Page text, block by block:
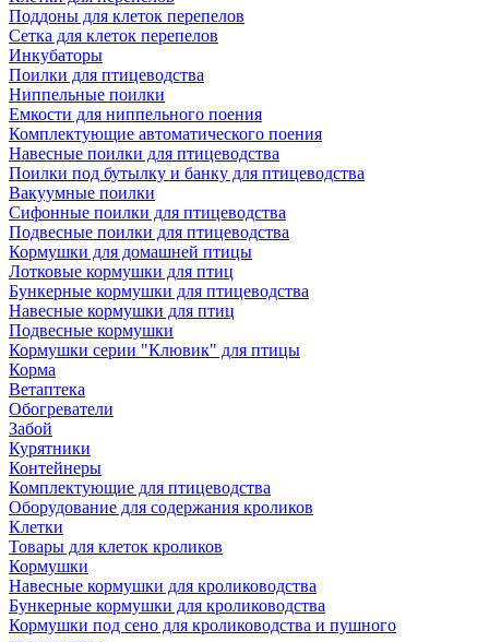
Поддоны для клеток перепелов
Сетка для клеток перепелов
Инкубаторы
Поилки для птицеводства
Ниппельные поилки
Емкости для ниппельного поения
Комплектующие автоматического поения
Навесные поилки для птицеводства
Поилки под бутылку и банку для птицеводства
Вакуумные поилки
Сифонные поилки для птицеводства
Подвесные поилки для птицеводства
Кормушки для домашней птицы
Лотковые кормушки для птиц
Бункерные кормушки для птицеводства
Навесные кормушки для птиц
Подвесные кормушки
Кормушки серии "Клювик" для птицы
Корма
Ветаптека
Обогреватели
Забой
Курятники
Контейнеры
Комплектующие для птицеводства
Оборудование для содержания кроликов
Клетки
Товары для клеток кроликов
Кормушки
Навесные кормушки для кролиководства
Бункерные кормушки для кролиководства
Кормушки под сено для кролиководства и пушного